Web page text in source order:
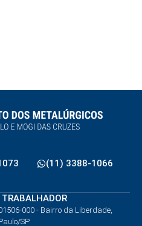
(11) 3388-1066
000 - Bairro da Liberdade,
SP